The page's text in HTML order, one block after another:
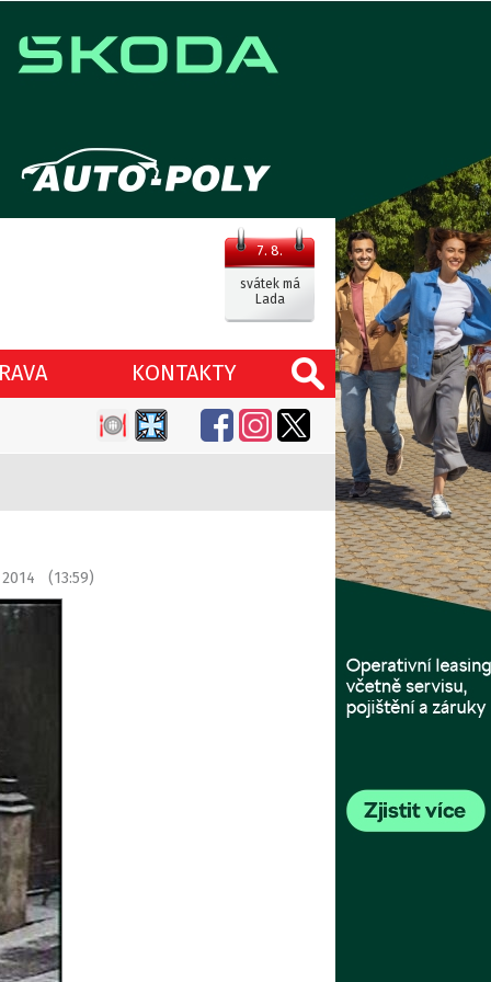
7. 8.
svátek má
Lada
KONTAKTY
(13:59)